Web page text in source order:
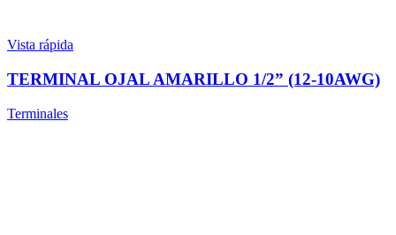
Vista rápida
TERMINAL OJAL AMARILLO 1/2” (12-10AWG)
Terminales